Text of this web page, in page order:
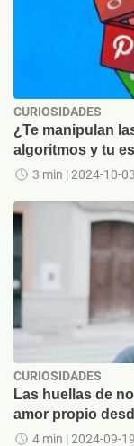
CURIOSIDADES
¿Te manipulan
algoritmos y tu
3 min | 2024-10-
CURIOSIDADES
Las huellas de
amor propio
4 min | 2024-09-